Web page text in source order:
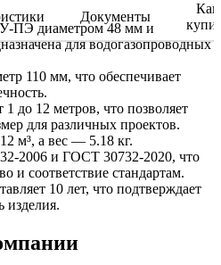
Документы
Как
ПЭ диаметром 48 мм и
для водогазопроводных
110 мм, что обеспечивает
до 12 метров, что позволяет
для различных проектов.
м³, а вес — 5.18 кг.
2006 и ГОСТ 30732-2020, что
и соответствие стандартам.
10 лет, что подтверждает
изделия.